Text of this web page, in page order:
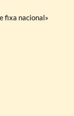
fixa nacional»